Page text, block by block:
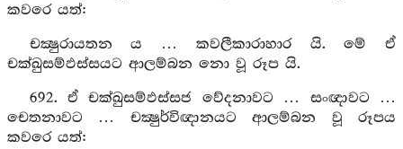
කවරෙ යත්:
චක්‍ෂුරායතන ය … කවලීකාරාහාර යි. මේ ඒ
චක්ඛුසම්ඵස්සයට ආලම්බන නො වූ රූප යි.
692. ඒ චක්ඛුසම්ඵස්සජ වේදනාවට … සංඥාවට …
චෙතනාවට … චක්‍ෂුර්විඥානයට ආලම්බන වූ රූපය
කවරෙ යත්: